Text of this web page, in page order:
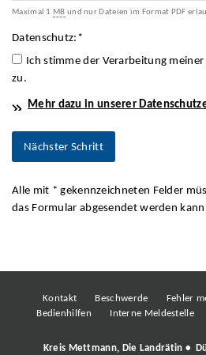
Maximal 1 MB und nur Dateien im Format PDF
Datenschutz: *
Ich stimme der Verarbeitung
zu.
Mehr dazu in unserer
Alle mit * gekennzeichneten Felder
das Formular abgesendet werden
Kontakt Beschwerde Fehler
Bedienhilfen
Interne Meldestelle
Kreis Mettmann, Die Landrätin •